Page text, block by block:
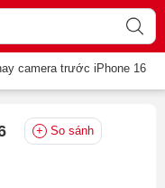
camera trước iPhone 16
So sánh